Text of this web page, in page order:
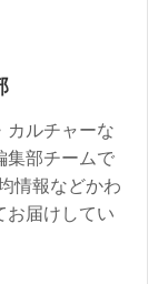
カルチャーな
集部チームで
情報などかわ
お届けしてい